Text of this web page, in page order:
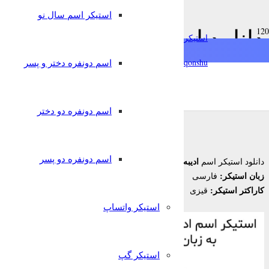
استیکرساز
qonshu@
استیکر اسم سال نو
اسم دونفره دختر و پسر
اسم دونفره دو دختر
اسم دونفره دو پسر
استیکر واتساپ
استیکر گپ
دانلود استیکر اسم ادیبه
دانلود استیکر اسم ادیبه
زبان استیکر: فارسی
کاراکتر استیکر: قیزی